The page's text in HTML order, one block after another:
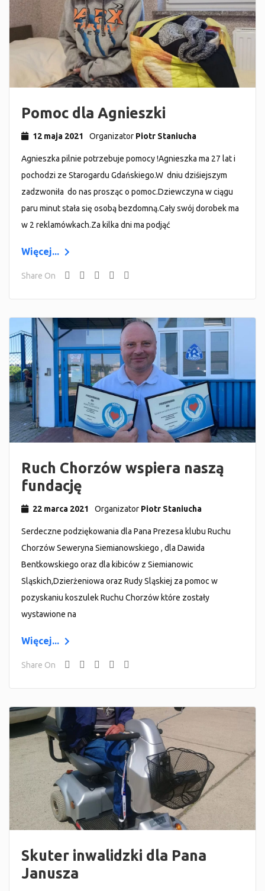
Pomoc dla Agnieszki
12 maja 2021 Organizator Piotr Staniucha
Agnieszka pilnie potrzebuje pomocy !Agnieszka ma 27 lat i
pochodzi ze Starogardu Gdańskiego.W dniu dziśiejszym
zadzwoniła do nas prosząc o pomoc.Dziewczyna w ciągu
paru minut stała się osobą bezdomną.Cały swój dorobek ma
w 2 reklamówkach.Za kilka dni ma podjąć
Więcej...
Share On
Ruch Chorzów wspiera naszą
fundację
22 marca 2021 Organizator Piotr Staniucha
Serdeczne podziękowania dla Pana Prezesa klubu Ruchu
Chorzów Seweryna Siemianowskiego , dla Dawida
Bentkowskiego oraz dla kibiców z Siemianowic
Sląskich,Dzierżeniowa oraz Rudy Sląskiej za pomoc w
pozyskaniu koszulek Ruchu Chorzów które zostały
wystawione na
Więcej...
Share On
Skuter inwalidzki dla Pana
Janusza